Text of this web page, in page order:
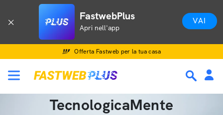
FastwebPlus
Apri nell'app
VAI
Offerta Fastweb per la tua casa
TecnologicaMente